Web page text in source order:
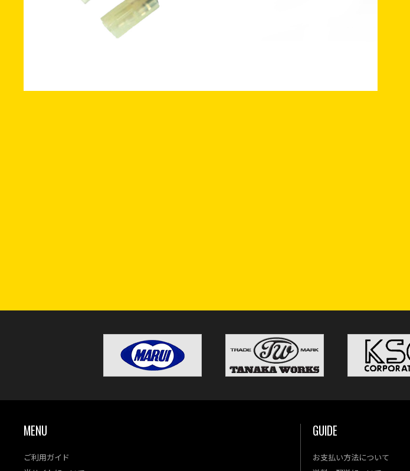
MENU
ご利用ガイド
GUIDE
お支払い方法について